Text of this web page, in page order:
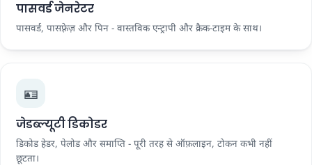
पासवर्ड जेनरेटर
पासवर्ड, पासफ़्रेज़ और पिन - वास्तविक एन्ट्रापी और क्रैक-टाइम के साथ।
🪪
जेडब्ल्यूटी डिकोडर
डिकोड हेडर, पेलोड और समाप्ति - पूरी तरह से ऑफ़लाइन, टोकन कभी नहीं
छूटता।